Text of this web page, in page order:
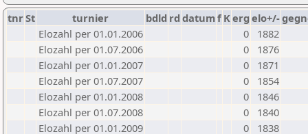
tnrSt turnier bdld rd datumf Kerg elo+/-
Elozahl per 01.01.2006
0
1882
Elozahl per 01.07.2006
0
1876
Elozahl per 01.01.2007
0
1871
Elozahl per 01.07.2007
0
1854
Elozahl per 01.01.2008
0
1846
Elozahl per 01.07.2008
0
1840
Elozahl per 01.01.2009
0
1838